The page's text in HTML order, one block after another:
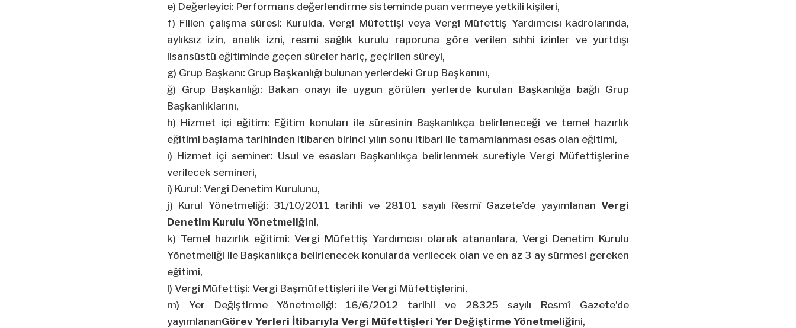
e) Değerleyici: Performans değerlendirme sisteminde puan vermeye yetkili kişileri,
f) Fiilen çalışma süresi: Kurulda, Vergi Müfettişi veya Vergi Müfettiş Yardımcısı kadrolarında,
aylıksız izin, analık izni, resmi sağlık kurulu raporuna göre verilen sıhhi izinler ve yurtdışı
lisansüstü eğitiminde geçen süreler hariç, geçirilen süreyi,
g) Grup Başkanı: Grup Başkanlığı bulunan yerlerdeki Grup Başkanını,
ğ) Grup Başkanlığı: Bakan onayı ile uygun görülen yerlerde kurulan Başkanlığa bağlı Grup
Başkanlıklarını,
h) Hizmet içi eğitim: Eğitim konuları ile süresinin Başkanlıkça belirleneceği ve temel hazırlık
eğitimi başlama tarihinden itibaren birinci yılın sonu itibari ile tamamlanması esas olan eğitimi,
ı) Hizmet içi seminer: Usul ve esasları Başkanlıkça belirlenmek suretiyle Vergi Müfettişlerine
verilecek semineri,
i) Kurul: Vergi Denetim Kurulunu,
j) Kurul Yönetmeliği: 31/10/2011 tarihli ve 28101 sayılı Resmî Gazete’de yayımlanan Vergi
Denetim Kurulu Yönetmeliğini,
k) Temel hazırlık eğitimi: Vergi Müfettiş Yardımcısı olarak atananlara, Vergi Denetim Kurulu
Yönetmeliği ile Başkanlıkça belirlenecek konularda verilecek olan ve en az 3 ay sürmesi gereken
eğitimi,
l) Vergi Müfettişi: Vergi Başmüfettişleri ile Vergi Müfettişlerini,
m) Yer Değiştirme Yönetmeliği: 16/6/2012 tarihli ve 28325 sayılı Resmî Gazete’de
yayımlananGörev Yerleri İtibarıyla Vergi Müfettişleri Yer Değiştirme Yönetmeliğini,